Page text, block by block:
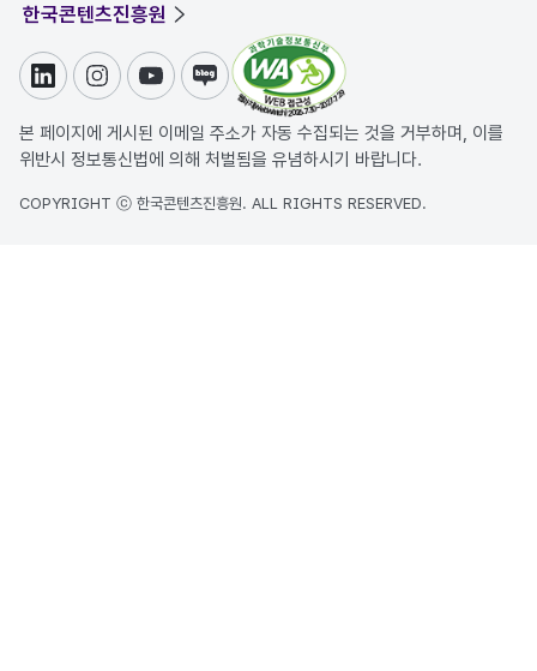
한국콘텐츠진흥원
링크드인인스타그램
유튜브블로그
본 페이지에 게시된 이메일 주소가 자동 수집되는 것을 거부하며, 이를
위반시 정보통신법에 의해 처벌됨을 유념하시기 바랍니다.
COPYRIGHT ⓒ 한국콘텐츠진흥원. ALL RIGHTS RESERVED.